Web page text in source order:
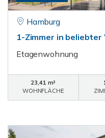
Hamburg
1-Zimmer in beliebter
Etagenwohnung
23,41 m²
WOHNFLÄCHE